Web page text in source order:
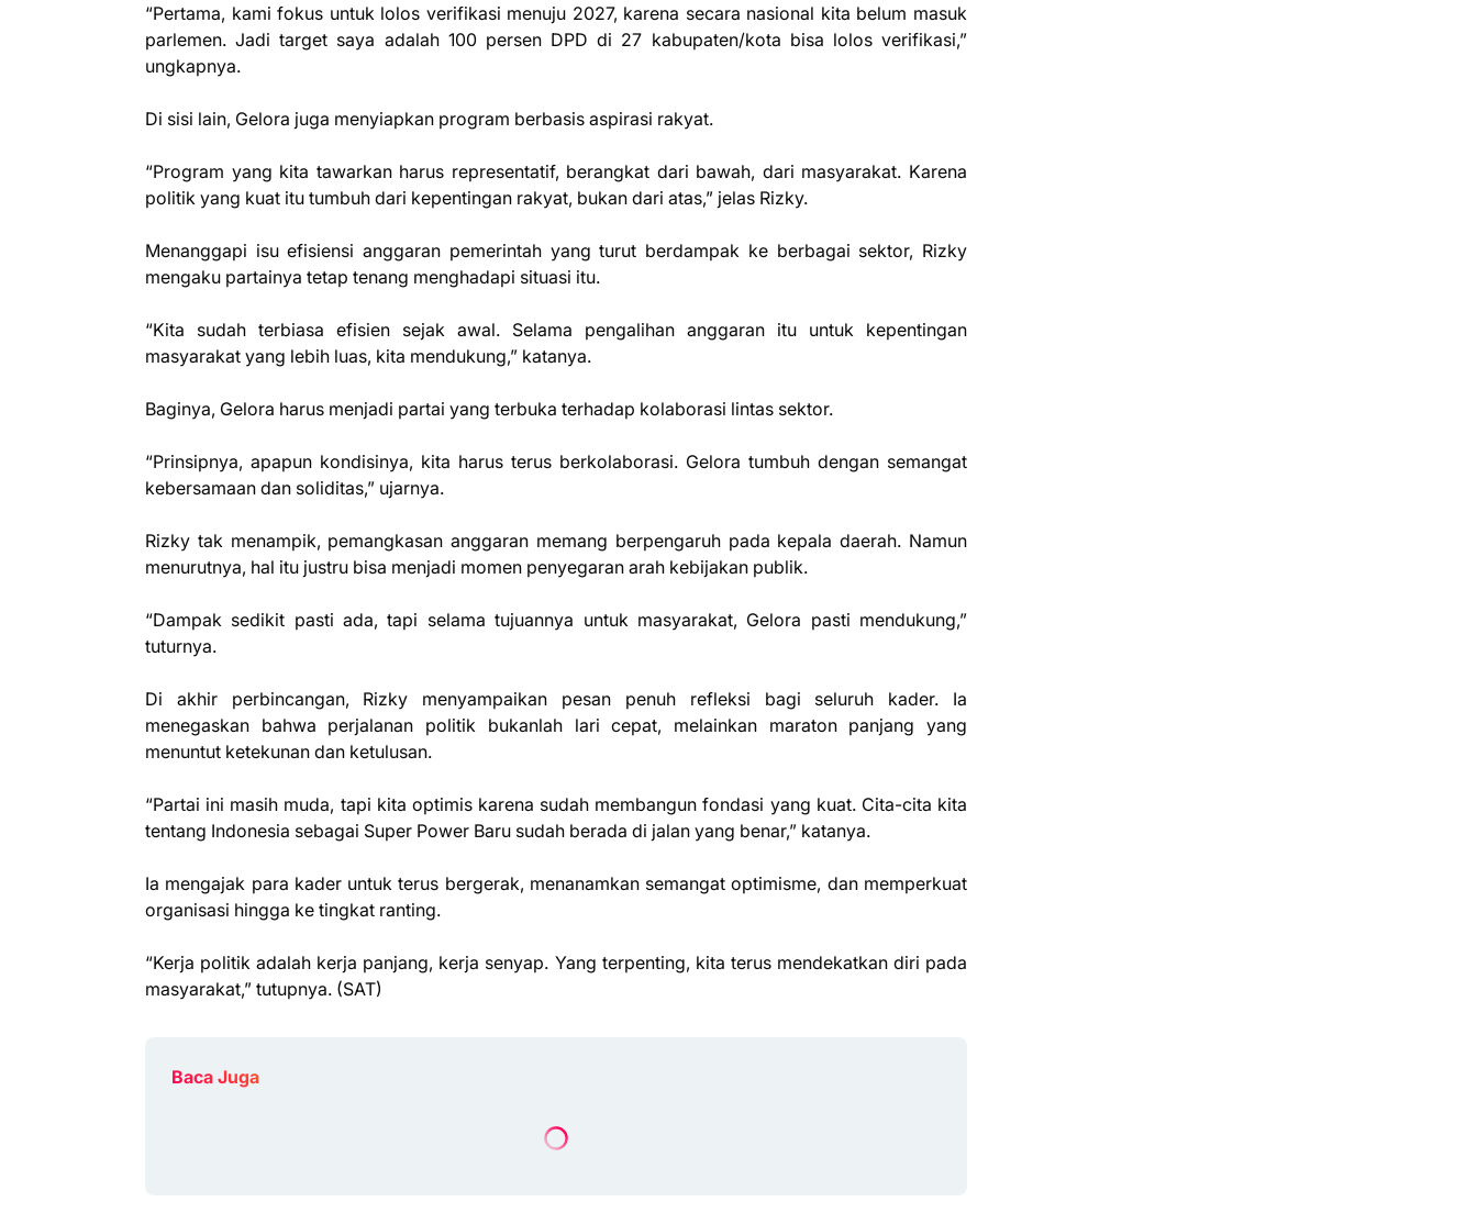
“Pertama, kami fokus untuk lolos verifikasi menuju 2027, karena secara nasional kita belum masuk
parlemen. Jadi target saya adalah 100 persen DPD di 27 kabupaten/kota bisa lolos verifikasi,”
ungkapnya.
Di sisi lain, Gelora juga menyiapkan program berbasis aspirasi rakyat.
“Program yang kita tawarkan harus representatif, berangkat dari bawah, dari masyarakat. Karena
politik yang kuat itu tumbuh dari kepentingan rakyat, bukan dari atas,” jelas Rizky.
Menanggapi isu efisiensi anggaran pemerintah yang turut berdampak ke berbagai sektor, Rizky
mengaku partainya tetap tenang menghadapi situasi itu.
“Kita sudah terbiasa efisien sejak awal. Selama pengalihan anggaran itu untuk kepentingan
masyarakat yang lebih luas, kita mendukung,” katanya.
Baginya, Gelora harus menjadi partai yang terbuka terhadap kolaborasi lintas sektor.
“Prinsipnya, apapun kondisinya, kita harus terus berkolaborasi. Gelora tumbuh dengan semangat
kebersamaan dan soliditas,” ujarnya.
Rizky tak menampik, pemangkasan anggaran memang berpengaruh pada kepala daerah. Namun
menurutnya, hal itu justru bisa menjadi momen penyegaran arah kebijakan publik.
“Dampak sedikit pasti ada, tapi selama tujuannya untuk masyarakat, Gelora pasti mendukung,”
tuturnya.
Di akhir perbincangan, Rizky menyampaikan pesan penuh refleksi bagi seluruh kader. Ia
menegaskan bahwa perjalanan politik bukanlah lari cepat, melainkan maraton panjang yang
menuntut ketekunan dan ketulusan.
“Partai ini masih muda, tapi kita optimis karena sudah membangun fondasi yang kuat. Cita-cita kita
tentang Indonesia sebagai Super Power Baru sudah berada di jalan yang benar,” katanya.
Ia mengajak para kader untuk terus bergerak, menanamkan semangat optimisme, dan memperkuat
organisasi hingga ke tingkat ranting.
“Kerja politik adalah kerja panjang, kerja senyap. Yang terpenting, kita terus mendekatkan diri pada
masyarakat,” tutupnya. (SAT)
Baca Juga